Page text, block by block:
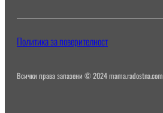
Всички права запазени © 2024 mama.radostna.com
Политика за поверителност